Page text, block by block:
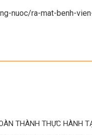
nuoc/ra-mat-benh-
THÀNH THỰC HÀNH